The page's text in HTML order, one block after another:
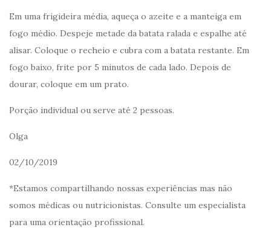
Em uma frigideira média, aqueça o azeite e a manteiga em
fogo médio. Despeje metade da batata ralada e espalhe até
alisar. Coloque o recheio e cubra com a batata restante. Em
fogo baixo, frite por 5 minutos de cada lado. Depois de
dourar, coloque em um prato.
Porção individual ou serve até 2 pessoas.
Olga
02/10/2019
*Estamos compartilhando nossas experiências mas não
somos médicas ou nutricionistas. Consulte um especialista
para uma orientação profissional.